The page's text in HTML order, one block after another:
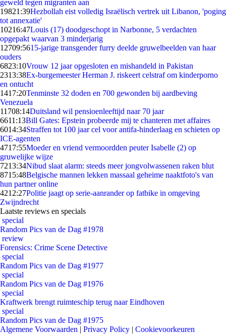
geweld tegen migranten aan
19821:39Hezbollah eist volledig Israëlisch vertrek uit Libanon, 'poging
tot annexatie'
10216:47Louis (17) doodgeschopt in Narbonne, 5 verdachten
opgepakt waarvan 3 minderjarig
12709:5615-jarige transgender furry deelde gruwelbeelden van haar
ouders
6823:10Vrouw 12 jaar opgesloten en mishandeld in Pakistan
2313:38Ex-burgemeester Herman J. riskeert celstraf om kinderporno
en ontucht
1417:20Tenminste 32 doden en 700 gewonden bij aardbeving
Venezuela
11708:14Duitsland wil pensioenleeftijd naar 70 jaar
6611:13Bill Gates: Epstein probeerde mij te chanteren met affaires
6014:34Straffen tot 100 jaar cel voor antifa-hinderlaag en schieten op
ICE-agenten
4717:55Moeder en vriend vermoordden peuter Isabelle (2) op
gruwelijke wijze
7213:34Nibud slaat alarm: steeds meer jongvolwassenen raken blut
8715:48Belgische mannen lekken massaal geheime naaktfoto's van
hun partner online
4212:27Politie jaagt op serie-aanrander op fatbike in omgeving
Zwijndrecht
Laatste reviews en specials
special
Random Pics van de Dag #1978
review
Forensics: Crime Scene Detective
special
Random Pics van de Dag #1977
special
Random Pics van de Dag #1976
special
Kraftwerk brengt ruimteschip terug naar Eindhoven
special
Random Pics van de Dag #1975
Algemene Voorwaarden | Privacy Policy | Cookievoorkeuren